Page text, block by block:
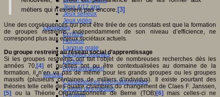
Jeux 4/12 ans
Jeux sérieux
Jeux vidéo
Langages
Ecriture
Humour
Langue orale
Langues vivantes
Lecture
Programmation
Médias
Compétences informationnelles
Culture des médias
Curation
métiers qui n’existent pas encore. [3]
Une des conséquences qui peut être tirée de ces constats est que la formation
de groupes restreints, indépendamment de son niveau d’efficience, ne
correspond plus aux enjeux sociétaux actuels.
Du groupe restreint au réseau social d’apprentissage
Si les groupes restreints ont fait l’objet de nombreuses recherches dès les
années 70,[4]et qu’elles ont pu être contextualisées au domaine de la
formation, il n’en va pas de même pour les grands groupes ou les groupes
massifs (plusieurs centaines de milliers d’individus). Il existe pourtant des
théories telle celle des quatre chambres du changement de Claes F. Janssen,
[5] ou la Théorie Organisationnelle de Berne (TOB)[6]mais celles-ci ne